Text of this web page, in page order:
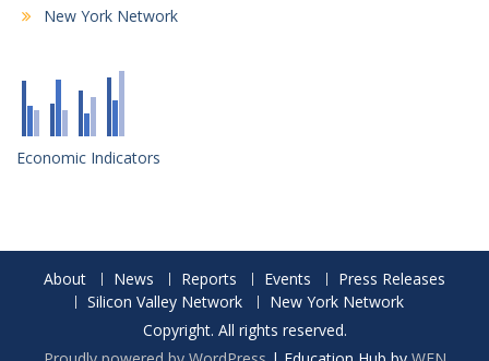
New York Network
Economic Indicators
About News Reports Events
Press Releases
Silicon Valley Network
New York Network
Copyright. All rights reserved.